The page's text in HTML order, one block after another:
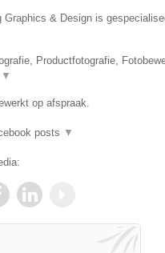
Graphics & Design is
Productfotografie,
▼
op afspraak.
posts ▼